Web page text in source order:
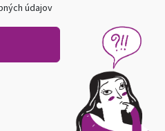
údajov